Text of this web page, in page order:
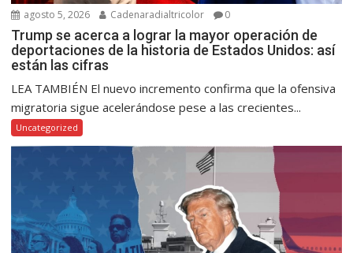
agosto 5, 2026 Cadenaradialtricolor 0
Trump se acerca a lograr la mayor operación de
deportaciones de la historia de Estados Unidos: así
están las cifras
LEA TAMBIÉN El nuevo incremento confirma que la ofensiva
migratoria sigue acelerándose pese a las crecientes...
Uncategorized